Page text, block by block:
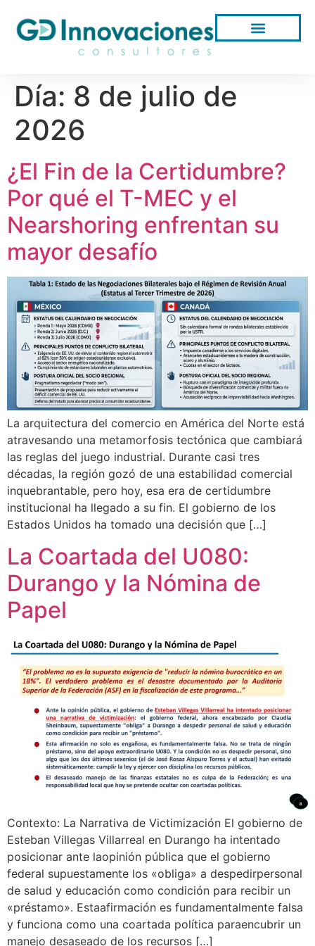
Día: 8 de julio de
2026
¿El Fin de la Certidumbre?
Por qué el T-MEC y el
Nearshoring enfrentan su
mayor desafío
La arquitectura del comercio en América del Norte está
atravesando una metamorfosis tectónica que cambiará
las reglas del juego industrial. Durante casi tres
décadas, la región gozó de una estabilidad comercial
inquebrantable, pero hoy, esa era de certidumbre
institucional ha llegado a su fin. El gobierno de los
Estados Unidos ha tomado una decisión que […]
La Coartada del U080:
Durango y la Nómina de
Papel
Contexto: La Narrativa de Victimización El gobierno de
Esteban Villegas Villarreal en Durango ha intentado
posicionar ante laopinión pública que el gobierno
federal supuestamente los «obliga» a despedirpersonal
de salud y educación como condición para recibir un
«préstamo». Estaafirmación es fundamentalmente falsa
y funciona como una coartada política paraencubrir un
manejo desaseado de los recursos […]